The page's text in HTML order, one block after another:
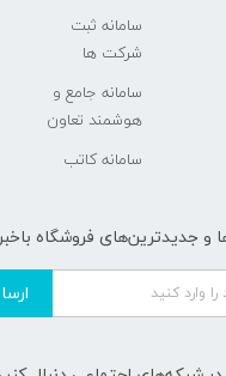
سامانه ثبت
شرکت ها
سامانه جامع و
هوشمند تعاون
سامانه کاتب
و جدیدترین‌های فروشگاه